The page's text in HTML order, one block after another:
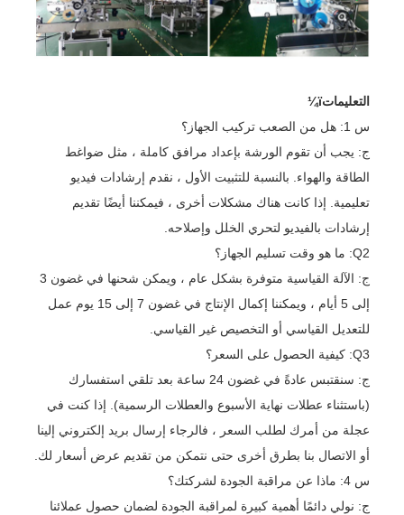
التعليماتï¼
س 1: هل من الصعب تركيب الجهاز؟
ج: يجب أن تقوم الورشة بإعداد مرافق كاملة ، مثل ضواغط
الطاقة والهواء. بالنسبة للتثبيت الأول ، نقدم إرشادات فيديو
تعليمية. إذا كانت هناك مشكلات أخرى ، فيمكننا أيضًا تقديم
إرشادات بالفيديو لتحري الخلل وإصلاحه.
Q2: ما هو وقت تسليم الجهاز؟
ج: الآلة القياسية متوفرة بشكل عام ، ويمكن شحنها في غضون 3
إلى 5 أيام ، ويمكننا إكمال الإنتاج في غضون 7 إلى 15 يوم عمل
للتعديل القياسي أو التخصيص غير القياسي.
Q3: كيفية الحصول على السعر؟
ج: سنقتبس عادةً في غضون 24 ساعة بعد تلقي استفسارك
(باستثناء عطلات نهاية الأسبوع والعطلات الرسمية). إذا كنت في
عجلة من أمرك لطلب السعر ، فالرجاء إرسال بريد إلكتروني إلينا
أو الاتصال بنا بطرق أخرى حتى نتمكن من تقديم عرض أسعار لك.
س 4: ماذا عن مراقبة الجودة لشركتك؟
ج: نولي دائمًا أهمية كبيرة لمراقبة الجودة لضمان حصول عملائنا